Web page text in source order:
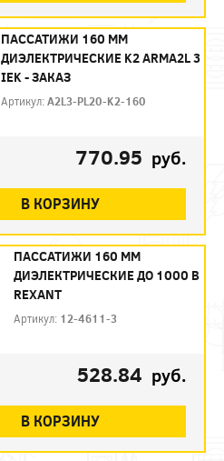
ПАССАТИЖИ 160 ММ
ДИЭЛЕКТРИЧЕСКИЕ K2 ARMA2L 3
IEK - ЗАКАЗ
Артикул:A2L3-PL20-K2-160
770.95 руб.
В КОРЗИНУ
ПАССАТИЖИ 160 ММ
ДИЭЛЕКТРИЧЕСКИЕ ДО 1000 В
REXANT
Артикул: 12-4611-3
528.84 руб.
В КОРЗИНУ